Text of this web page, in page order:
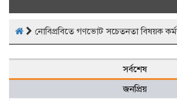
নোবিপ্রবিতে গণভোট সচেতনতা বিষয়ক
সর্বশেষ
জনপ্রিয়